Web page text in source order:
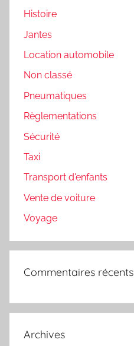
Histoire
Jantes
Location automobile
Non classé
Pneumatiques
Règlementations
Sécurité
Taxi
Transport d'enfants
Vente de voiture
Voyage
Commentaires récents
Archives